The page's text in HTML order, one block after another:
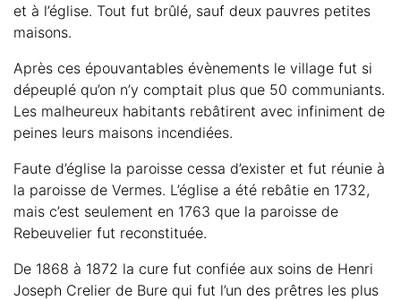
et à l’église. Tout fut brûlé, sauf deux pauvres petites
maisons.
Après ces épouvantables évènements le village fut si
dépeuplé qu’on n’y comptait plus que 50 communiants.
Les malheureux habitants rebâtirent avec infiniment de
peines leurs maisons incendiées.
Faute d’église la paroisse cessa d’exister et fut réunie à
la paroisse de Vermes. L’église a été rebâtie en 1732,
mais c’est seulement en 1763 que la paroisse de
Rebeuvelier fut reconstituée.
De 1868 à 1872 la cure fut confiée aux soins de Henri
Joseph Crelier de Bure qui fut l’un des prêtres les plus